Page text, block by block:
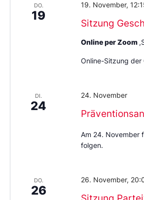
DO.
19
Sitzung
19. November,
Online per Zoom
Online-Sitzung der
DI.
24
24. November
Am 24. November
folgen.
DO.
26
26. November,